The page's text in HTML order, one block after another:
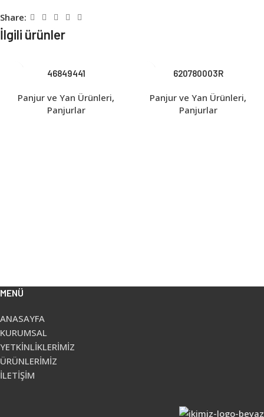
Share:
İlgili ürünler
46849441
Panjur ve Yan Ürünleri,
Panjurlar
620780003R
Panjur ve Yan Ürünleri,
Panjurlar
MENÜ
ANASAYFA
KURUMSAL
YETKİNLİKLERİMİZ
ÜRÜNLERİMİZ
İLETİŞİM